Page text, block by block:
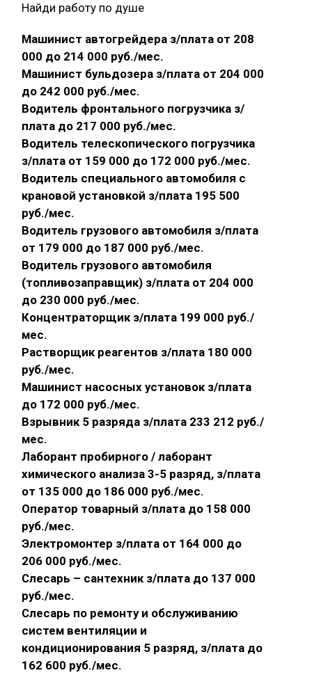
Найди работу по душе
Машинист автогрейдера з/плата от 208
000 до 214 000 руб./мес.
Машинист бульдозера з/плата от 204 000
до 242 000 руб./мес.
Водитель фронтального погрузчика з/
плата до 217 000 руб./мес.
Водитель телескопического погрузчика
з/плата от 159 000 до 172 000 руб./мес.
Водитель специального автомобиля с
крановой установкой з/плата 195 500
руб./мес.
Водитель грузового автомобиля з/плата
от 179 000 до 187 000 руб./мес.
Водитель грузового автомобиля
(топливозаправщик) з/плата от 204 000
до 230 000 руб./мес.
Концентраторщик з/плата 199 000 руб./
мес.
Растворщик реагентов з/плата 180 000
руб./мес.
Машинист насосных установок з/плата
до 172 000 руб./мес.
Взрывник 5 разряда з/плата 233 212 руб./
мес.
Лаборант пробирного / лаборант
химического анализа 3-5 разряд, з/плата
от 135 000 до 186 000 руб./мес.
Оператор товарный з/плата до 158 000
руб./мес.
Электромонтер з/плата от 164 000 до
206 000 руб./мес.
Слесарь – сантехник з/плата до 137 000
руб./мес.
Слесарь по ремонту и обслуживанию
систем вентиляции и
кондиционирования 5 разряд, з/плата до
162 600 руб./мес.